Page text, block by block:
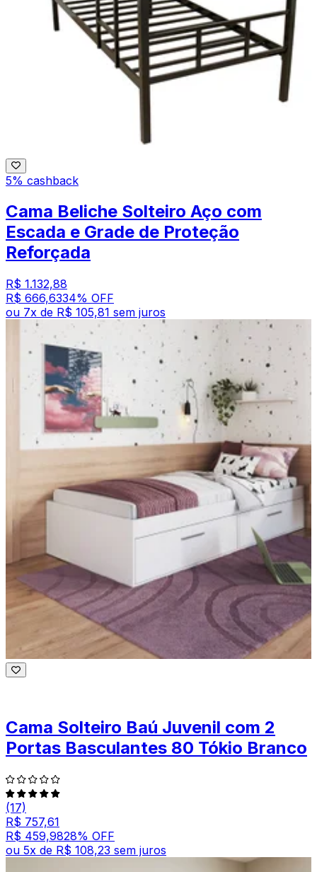
5% cashback
Cama Beliche Solteiro Aço com
Escada e Grade de Proteção
Reforçada
R$ 1.132,88
R$ 666,6334% OFF
ou 7x de R$ 105,81 sem juros
Cama Solteiro Baú Juvenil com 2
Portas Basculantes 80 Tókio Branco
(17)
R$ 757,61
R$ 459,9828% OFF
ou 5x de R$ 108,23 sem juros